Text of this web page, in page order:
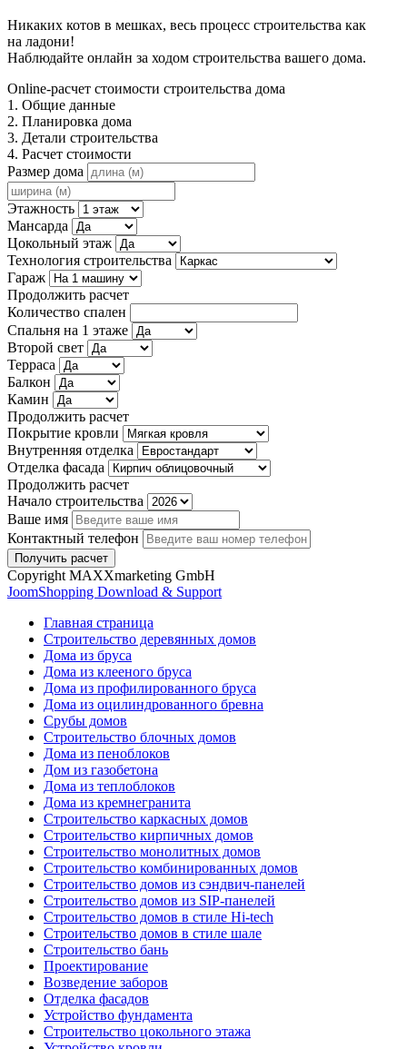
Никаких котов в мешках, весь процесс строительства как
на ладони!
Наблюдайте онлайн за ходом строительства вашего дома.
Online-расчет стоимости строительства дома
1. Общие данные
2. Планировка дома
3. Детали строительства
4. Расчет стоимости
Размер дома
Этажность
Мансарда
Цокольный этаж
Технология строительства
Гараж
Продолжить расчет
Количество спален
Спальня на 1 этаже
Второй свет
Терраса
Балкон
Камин
Продолжить расчет
Покрытие кровли
Внутренняя отделка
Отделка фасада
Продолжить расчет
Начало строительства
Ваше имя
Контактный телефон
Copyright MAXXmarketing GmbH
JoomShopping Download & Support
Главная страница
Строительство деревянных домов
Дома из бруса
Дома из клееного бруса
Дома из профилированного бруса
Дома из оцилиндрованного бревна
Срубы домов
Строительство блочных домов
Дома из пеноблоков
Дом из газобетона
Дома из теплоблоков
Дома из кремнегранита
Строительство каркасных домов
Строительство кирпичных домов
Строительство монолитных домов
Строительство комбинированных домов
Строительство домов из сэндвич-панелей
Строительство домов из SIP-панелей
Строительство домов в стиле Hi-tech
Строительство домов в стиле шале
Строительство бань
Проектирование
Возведение заборов
Отделка фасадов
Устройство фундамента
Строительство цокольного этажа